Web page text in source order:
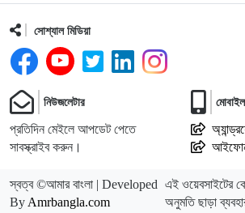
সোশ্যাল মিডিয়া
নিউজলেটার
প্রতিদিন মেইলে আপডেট পেতে
সাবস্ক্রাইব করুন।
স্বত্ব ©আমার বাংলা | Developed
By Amrbangla.com
এই ওয়েবসাইটের
অনুমতি ছাড়া